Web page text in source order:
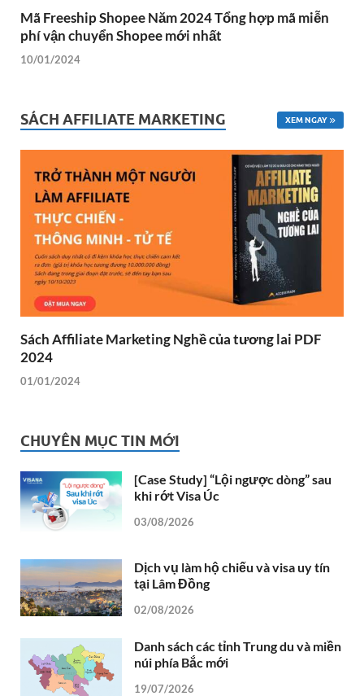
Mã Freeship Shopee Năm 2024 Tổng hợp mã miễn
phí vận chuyển Shopee mới nhất
10/01/2024
SÁCH AFFILIATE MARKETING XEM NGAY
Sách Affiliate Marketing Nghề của tương lai PDF
2024
01/01/2024
CHUYÊN MỤC TIN MỚI
[Case Study] “Lội ngược dòng” sau
khi rớt Visa Úc
03/08/2026
Dịch vụ làm hộ chiếu và visa uy tín
tại Lâm Đồng
02/08/2026
Danh sách các tỉnh Trung du và miền
núi phía Bắc mới
19/07/2026